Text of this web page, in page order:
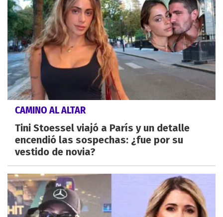
CAMINO AL ALTAR
Tini Stoessel viajó a París y un detalle
encendió las sospechas: ¿fue por su
vestido de novia?